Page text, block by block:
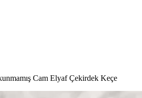
Cam Elyaf Çekirdek Keçe